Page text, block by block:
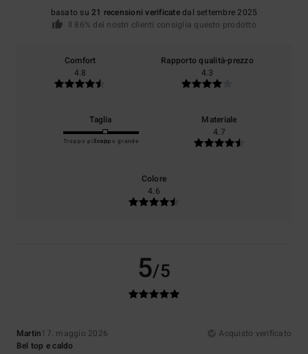
basato su21 recensioni verificatedal settembre 2025
Il 86% dei nostri clienti consiglia questo prodotto
Comfort
4.8
Rapporto qualità-prezzo
4.3
Taglia
Troppo piccoloTroppo grande
Materiale
4.7
Colore
4.6
5/5
Martin17. maggio 2026
Acquisto verificato
Bel top e caldo